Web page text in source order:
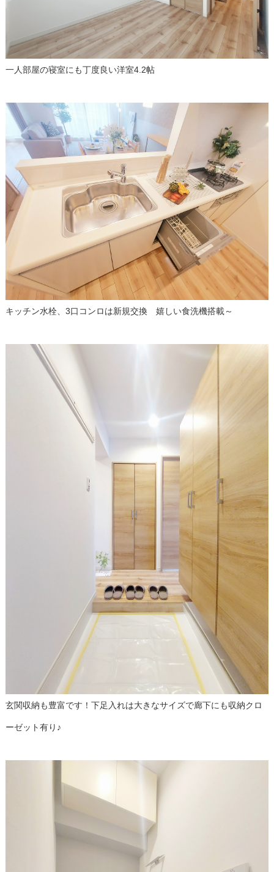
一人部屋の寝室にも丁度良い洋室4.2帖
キッチン水栓、3口コンロは新規交換 嬉しい食洗機搭載～
玄関収納も豊富です！下足入れは大きなサイズで廊下にも収納クロ
ーゼット有り♪